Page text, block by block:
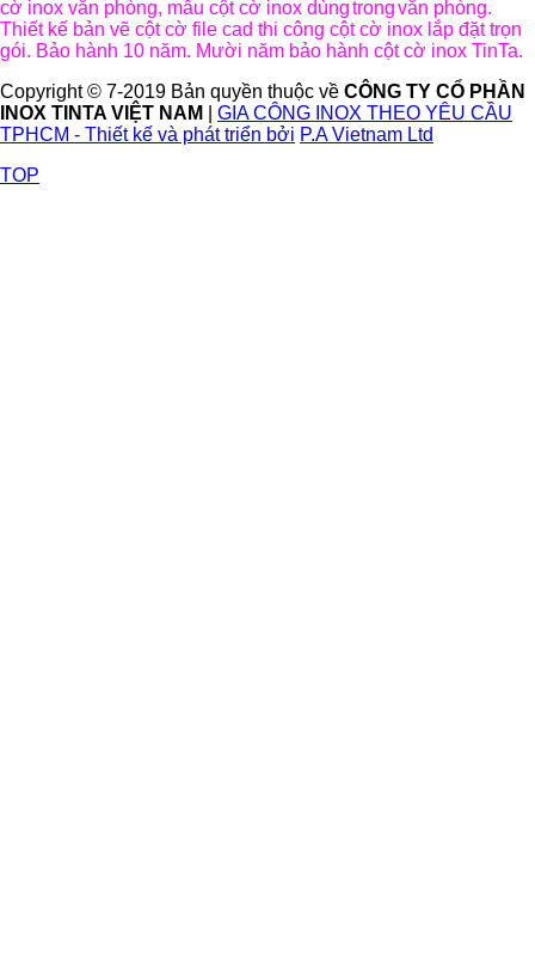
cờ inox văn phòng, mẫu cột cờ inox dùngtrongvăn phòng.
Thiết kế bản vẽ cột cờ file cad thi công cột cờ inox lắp đặt trọn
gói. Bảo hành 10 năm. Mười năm bảo hành cột cờ inox TinTa.
Copyright © 7-2019 Bản quyền thuộc về CÔNG TY CỔ PHẦN
INOX TINTA VIỆT NAM
GIA CÔNG INOX THEO YÊU CẦU
TPHCM - Thiết kế và phát triển bởi P.A Vietnam Ltd
TOP